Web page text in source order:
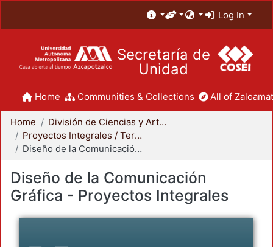
Log In
Secretaría de
Unidad
Home Communities & Collections All of
Home
División de Ciencias y Artes para el Diseño
Proyectos Integrales / Terminales - Licenciatura
Diseño de la Comunicación Gráfica - Proyectos Integrales
Diseño de la Comunicación
Gráfica - Proyectos Integrales